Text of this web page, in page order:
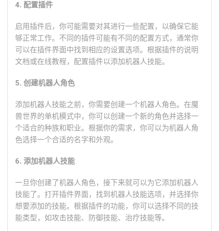
4. 配置插件
启用插件后，你可能需要对其进行一些配置，以确保它能
够正常工作。不同的插件可能有不同的配置方式，通常你
可以在插件界面中找到相应的设置选项。根据插件的说明
文档或在线教程，配置插件以添加机器人技能。
5. 创建机器人角色
添加机器人技能之前，你需要创建一个机器人角色。在魔
兽世界的单机模式中，你可以创建一个新的角色并选择一
个适合的种族和职业。根据你的需求，你可以为机器人角
色选择一个合适的名字和外观。
6. 添加机器人技能
一旦你创建了机器人角色，接下来就可以为它添加机器人
技能了。打开插件界面，找到机器人技能选项，并选择你
想要添加的技能。根据插件的功能，你可以选择不同的技
能类型，如攻击技能、防御技能、治疗技能等。